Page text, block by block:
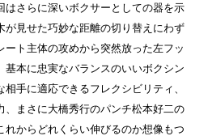
はさらに深いボクサーとしての器を示
が見せた巧妙な距離の切り替えにわず
ト主体の攻めから突然放った左フッ
基本に忠実なバランスのいいボクシン
手に適応できるフレクシビリティ、
、まさに大橋秀行のパンチ松本好二の
れからどれくらい伸びるのか想像もつ